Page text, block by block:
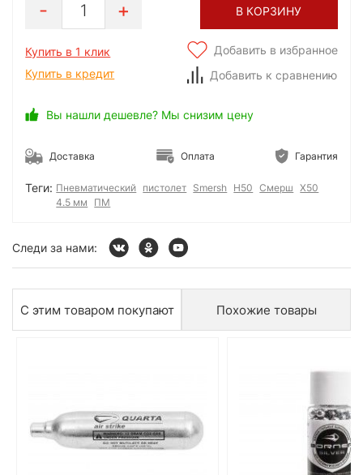
1 В КОРЗИНУ
Купить в 1 клик
Купить в кредит
Добавить в избранное
Добавить к сравнению
Вы нашли дешевле? Мы снизим цену
Доставка Оплата Гарантия
Теги: Пневматический пистолет Smersh H50 Смерш
Х50
4.5 мм
ПМ
Следи за нами:
С этим товаром покупают Похожие товары